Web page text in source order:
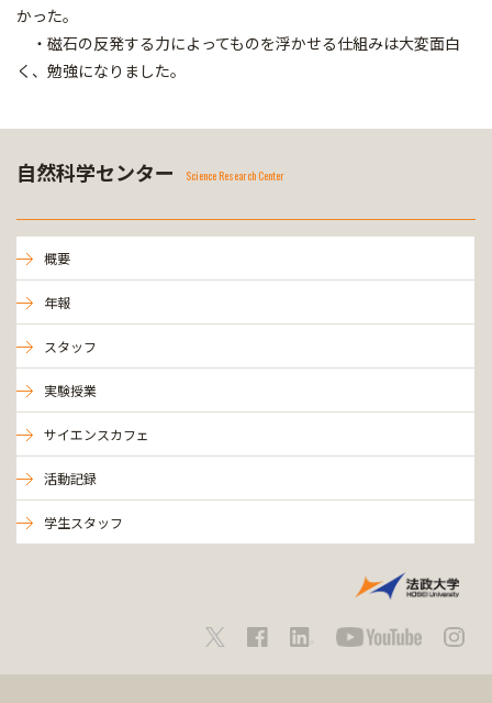
かった。
・磁石の反発する力によってものを浮かせる仕組みは大変面白
く、勉強になりました。
自然科学センター Science Research Center
概要
年報
スタッフ
実験授業
サイエンスカフェ
活動記録
学生スタッフ